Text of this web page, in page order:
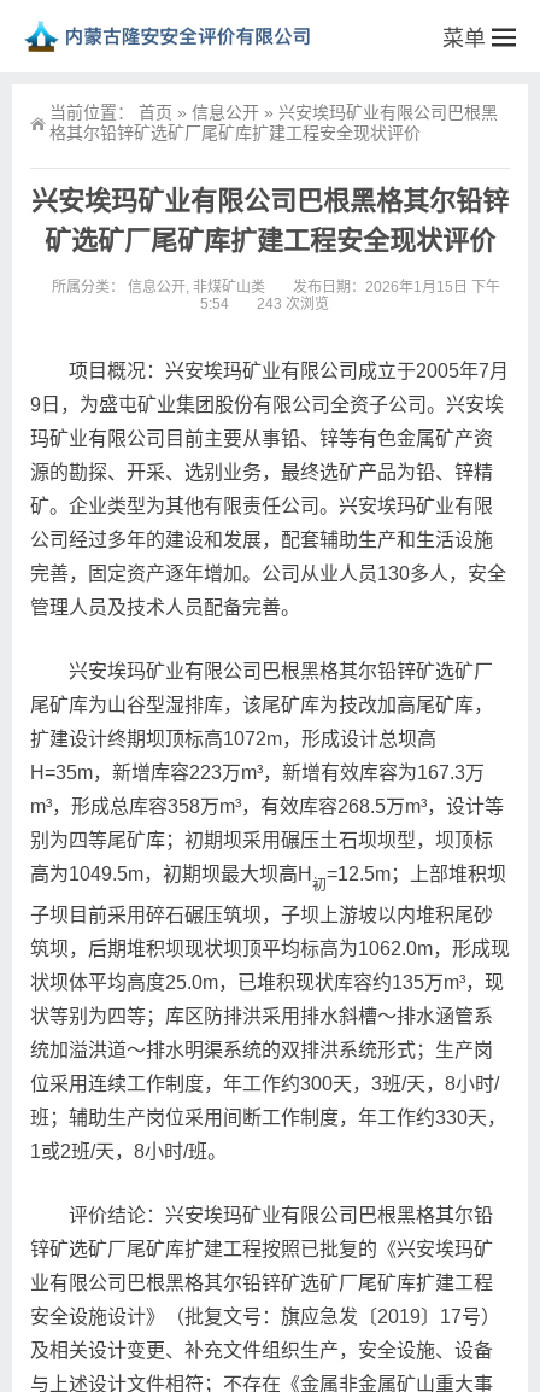
菜单
当前位置： 首页 » 信息公开 » 兴安埃玛矿业有限公司巴根黑
格其尔铅锌矿选矿厂尾矿库扩建工程安全现状评价
兴安埃玛矿业有限公司巴根黑格其尔铅锌
矿选矿厂尾矿库扩建工程安全现状评价
所属分类： 信息公开, 非煤矿山类
发布日期：2026年1月15日 下午
5:54
243 次浏览
项目概况：兴安埃玛矿业有限公司成立于2005年7月
9日，为盛屯矿业集团股份有限公司全资子公司。兴安埃
玛矿业有限公司目前主要从事铅、锌等有色金属矿产资
源的勘探、开采、选别业务，最终选矿产品为铅、锌精
矿。企业类型为其他有限责任公司。兴安埃玛矿业有限
公司经过多年的建设和发展，配套辅助生产和生活设施
完善，固定资产逐年增加。公司从业人员130多人，安全
管理人员及技术人员配备完善。
兴安埃玛矿业有限公司巴根黑格其尔铅锌矿选矿厂
尾矿库为山谷型湿排库，该尾矿库为技改加高尾矿库，
扩建设计终期坝顶标高1072m，形成设计总坝高
H=35m，新增库容223万m³，新增有效库容为167.3万
m³，形成总库容358万m³，有效库容268.5万m³，设计等
别为四等尾矿库；初期坝采用碾压土石坝坝型，坝顶标
高为1049.5m，初期坝最大坝高H
初
=12.5m；上部堆积坝
子坝目前采用碎石碾压筑坝，子坝上游坡以内堆积尾砂
筑坝，后期堆积坝现状坝顶平均标高为1062.0m，形成现
状坝体平均高度25.0m，已堆积现状库容约135万m³，现
状等别为四等；库区防排洪采用排水斜槽～排水涵管系
统加溢洪道～排水明渠系统的双排洪系统形式；生产岗
位采用连续工作制度，年工作约300天，3班/天，8小时/
班；辅助生产岗位采用间断工作制度，年工作约330天，
1或2班/天，8小时/班。
评价结论：兴安埃玛矿业有限公司巴根黑格其尔铅
锌矿选矿厂尾矿库扩建工程按照已批复的《兴安埃玛矿
业有限公司巴根黑格其尔铅锌矿选矿厂尾矿库扩建工程
安全设施设计》（批复文号：旗应急发〔2019〕17号）
及相关设计变更、补充文件组织生产，安全设施、设备
与上述设计文件相符；不存在《金属非金属矿山重大事